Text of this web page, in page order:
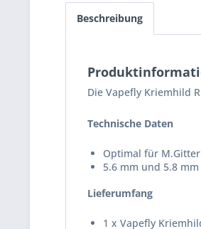
Beschreibung
Die Vapefly Kriemhild
Technische Daten
Optimal für
5.6 mm und 5.8
Lieferumfang
1 x Vapefly